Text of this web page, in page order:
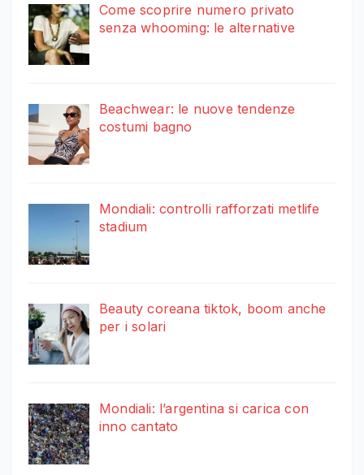
Come scoprire numero privato
senza whooming: le alternative
Beachwear: le nuove tendenze
costumi bagno
Mondiali: controlli rafforzati metlife
stadium
Beauty coreana tiktok, boom anche
per i solari
Mondiali: l’argentina si carica con
inno cantato